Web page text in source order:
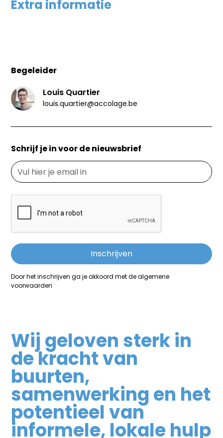
Begeleider
Louis Quartier
louis.quartier@accolage.be
Schrijf je in voor de nieuwsbrief
Door het inschrijven ga je akkoord met de algemene
voorwaarden
Extra informatie
Wij geloven sterk in
de kracht van
buurten,
samenwerking en het
potentieel van
informele, lokale hulp